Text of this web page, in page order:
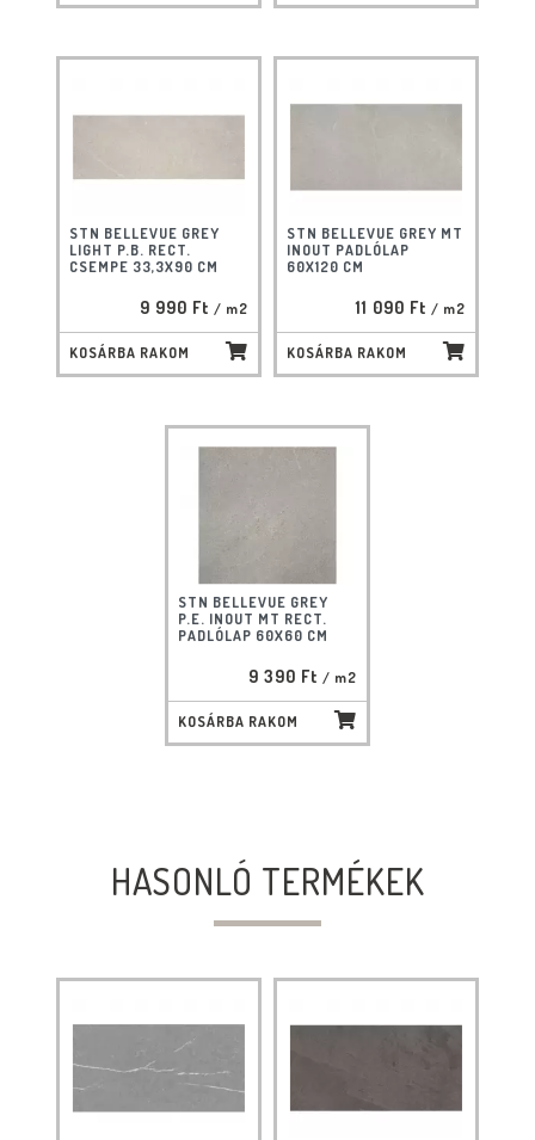
STN BELLEVUE GREY
LIGHT P.B. RECT.
CSEMPE 33,3X90 CM
9 990 Ft / m2
KOSÁRBA RAKOM
STN BELLEVUE GREY MT
INOUT PADLÓLAP
60X120 CM
11 090 Ft / m2
KOSÁRBA RAKOM
STN BELLEVUE GREY
P.E. INOUT MT RECT.
PADLÓLAP 60X60 CM
9 390 Ft / m2
KOSÁRBA RAKOM
HASONLÓ TERMÉKEK